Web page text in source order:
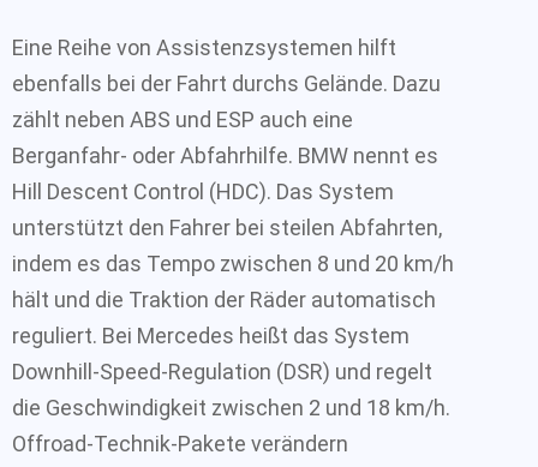
Eine Reihe von Assistenzsystemen hilft
ebenfalls bei der Fahrt durchs Gelände. Dazu
zählt neben ABS und ESP auch eine
Berganfahr- oder Abfahrhilfe. BMW nennt es
Hill Descent Control (HDC). Das System
unterstützt den Fahrer bei steilen Abfahrten,
indem es das Tempo zwischen 8 und 20 km/h
hält und die Traktion der Räder automatisch
reguliert. Bei Mercedes heißt das System
Downhill-Speed-Regulation (DSR) und regelt
die Geschwindigkeit zwischen 2 und 18 km/h.
Offroad-Technik-Pakete verändern